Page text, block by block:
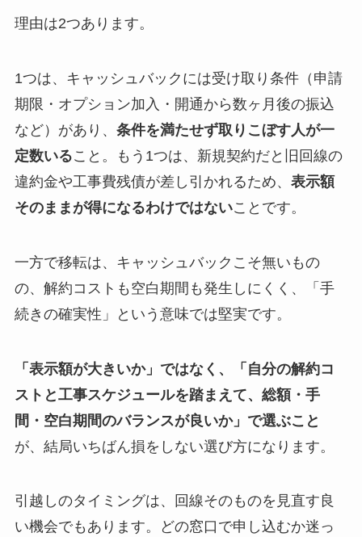
理由は2つあります。
1つは、キャッシュバックには受け取り条件（申請
期限・オプション加入・開通から数ヶ月後の振込
など）があり、 条件を満たせず取りこぼす人が一
定数いること。もう1つは、新規契約だと旧回線の
違約金や工事費残債が差し引かれるため、 表示額
そのままが得になるわけではないことです。
一方で移転は、キャッシュバックこそ無いもの
の、解約コストも空白期間も発生しにくく、「手
続きの確実性」という意味では堅実です。
「表示額が大きいか」ではなく、「自分の解約コ
ストと工事スケジュールを踏まえて、総額・手
間・空白期間のバランスが良いか」で選ぶこと
が、結局いちばん損をしない選び方になります。
引越しのタイミングは、回線そのものを見直す良
い機会でもあります。どの窓口で申し込むか迷っ